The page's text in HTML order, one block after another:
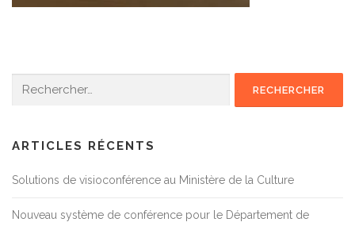
ARTICLES RÉCENTS
Solutions de visioconférence au Ministère de la Culture
Nouveau système de conférence pour le Département de